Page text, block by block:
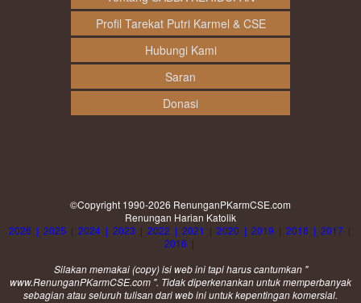
Profil Tarekat Putri Karmel & CSE
Hubungi Kami
Saran
Donasi
©Copyright 1990-2026 RenunganPKarmCSE.com
Renungan Harian Katolik
2026 | 2025 | 2024 | 2023 | 2022 | 2021 | 2020 | 2019 | 2018 | 2017 |
2016 |
Silakan memakai (copy) isi web ini tapi harus cantumkan "
www.RenunganPKarmCSE.com ". Tidak diperkenankan untuk memperbanyak
sebagian atau seluruh tulisan dari web ini untuk kepentingan komersial.